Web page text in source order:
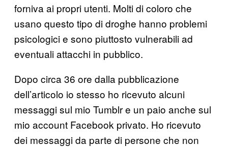
forniva ai propri utenti. Molti di coloro che
usano questo tipo di droghe hanno problemi
psicologici e sono piuttosto vulnerabili ad
eventuali attacchi in pubblico.
Dopo circa 36 ore dalla pubblicazione
dell’articolo io stesso ho ricevuto alcuni
messaggi sul mio Tumblr e un paio anche sul
mio account Facebook privato. Ho ricevuto
dei messaggi da parte di persone che non